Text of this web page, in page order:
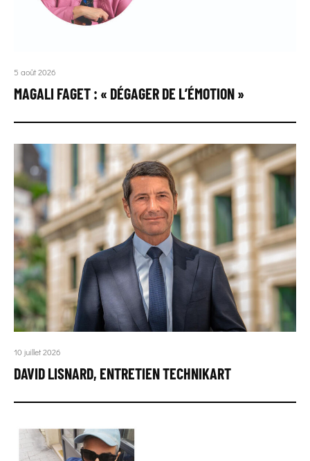
5 août 2026
MAGALI FAGET : « DÉGAGER DE L’ÉMOTION »
10 juillet 2026
DAVID LISNARD, ENTRETIEN TECHNIKART